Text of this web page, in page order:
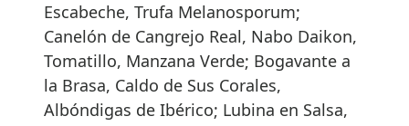
Escabeche, Trufa Melanosporum;
Canelón de Cangrejo Real, Nabo Daikon,
Tomatillo, Manzana Verde; Bogavante a
la Brasa, Caldo de Sus Corales,
Albóndigas de Ibérico; Lubina en Salsa,